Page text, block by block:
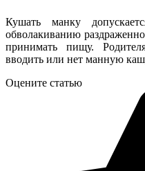
Кушать манку
обволакиванию
принимать пищу.
вводить или нет манную
Оцените статью